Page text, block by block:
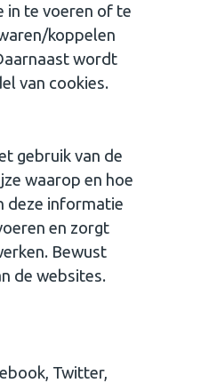
in te voeren of te
koppelen
wordt
van cookies.
gebruik van de
waarop en hoe
deze informatie
en zorgt
Bewust
de websites.
Twitter,